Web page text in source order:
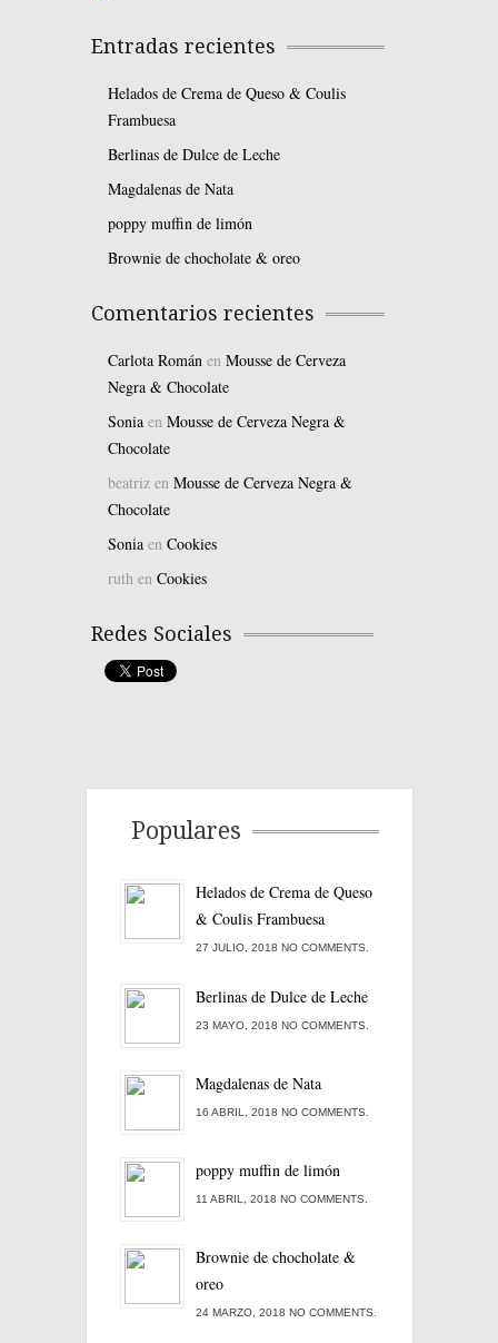
Entradas recientes
Helados de Crema de Queso & Coulis
Frambuesa
Berlinas de Dulce de Leche
Magdalenas de Nata
poppy muffin de limón
Brownie de chocholate & oreo
Comentarios recientes
Carlota Románen Mousse de Cerveza
Negra & Chocolate
Soniaen Mousse de Cerveza Negra &
Chocolate
beatrizen Mousse de Cerveza Negra &
Chocolate
Soniaen Cookies
ruthen Cookies
Redes Sociales
Populares
Helados de Crema de Queso
& Coulis Frambuesa
27 JULIO, 2018 NO COMMENTS.
Berlinas de Dulce de Leche
23 MAYO, 2018 NO COMMENTS.
Magdalenas de Nata
16 ABRIL, 2018 NO COMMENTS.
poppy muffin de limón
11 ABRIL, 2018 NO COMMENTS.
Brownie de chocholate &
oreo
24 MARZO, 2018 NO COMMENTS.